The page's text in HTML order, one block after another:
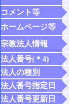
コメント等
ホームページ等
宗教法人情報
法人番号(＊4)
法人の種別
法人番号指定日
法人番号更新日